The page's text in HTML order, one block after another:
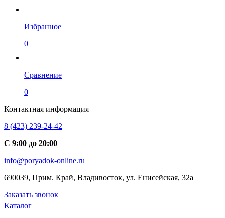
Избранное
0
Сравнение
0
Контактная информация
8 (423) 239-24-42
С 9:00 до 20:00
info@poryadok-online.ru
690039, Прим. Край, Владивосток, ул. Енисейская, 32а
Заказать звонок
Каталог